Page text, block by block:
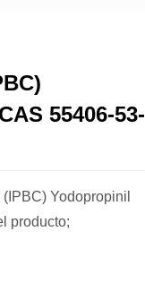
55406-53-
Yodopropinil
producto;